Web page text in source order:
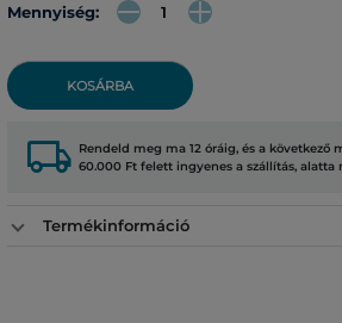
Mennyiség:
KOSÁRBA
local_shipping Rendeld meg ma 12 óráig, és a következő
60.000 Ft felett ingyenes a szállítás, alatta
Termékinformáció